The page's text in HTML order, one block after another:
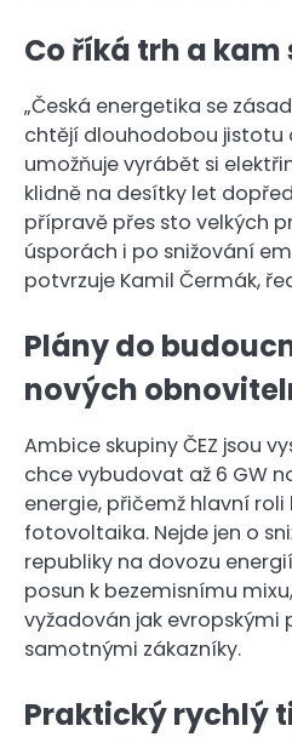
Co říká trh a kam
„Česká energetika se
chtějí dlouhodobou
umožňuje vyrábět si
klidně na desítky let
přípravě přes sto velkých
úsporách i po snižování
potvrzuje Kamil Čermák,
Plány do
nových
Ambice skupiny ČEZ jsou
chce vybudovat až 6 GW
energie, přičemž hlavní
fotovoltaika. Nejde jen o
republiky na dovozu
posun k bezemisnímu
vyžadován jak evropskými
samotnými zákazníky.
Praktický rychlý